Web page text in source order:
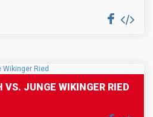
JUNGE WIKINGER RIED